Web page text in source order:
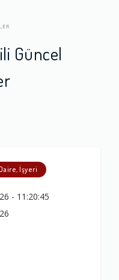
Güncel
Daire, İşyeri
- 11:20:45